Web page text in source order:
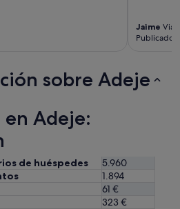
Jaime
Publicado
sobre Adeje
Adeje:
de huéspedes
5.960
1.894
61 €
323 €